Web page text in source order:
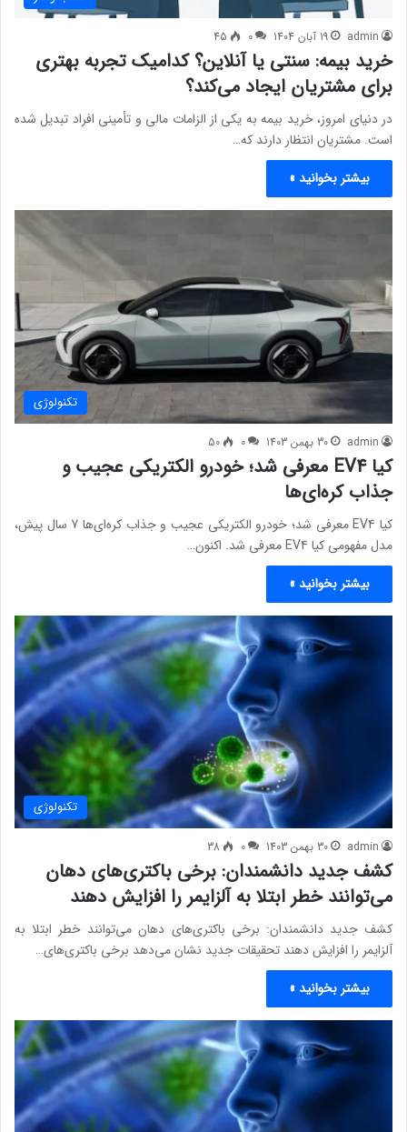
admin 19 آبان 1404 0
45
خرید بیمه: سنتی یا آنلاین؟ کدامیک تجربه بهتری
برای مشتریان ایجاد می‌کند؟
در دنیای امروز، خرید بیمه به یکی از الزامات مالی و تأمینی افراد تبدیل شده
است. مشتریان انتظار دارند که…
بیشتر بخوانید »
تکنولوژی
admin 30 بهمن 1403 0
50
کیا EV4 معرفی شد؛ خودرو الکتریکی عجیب و
جذاب کره‌ای‌ها
کیا EV4 معرفی شد؛ خودرو الکتریکی عجیب و جذاب کره‌ای‌ها 7 سال پیش،
مدل مفهومی کیا EV4 معرفی شد. اکنون…
بیشتر بخوانید »
تکنولوژی
admin 30 بهمن 1403 0
38
کشف جدید دانشمندان: برخی باکتری‌های دهان
می‌توانند خطر ابتلا به آلزایمر را افزایش دهند
کشف جدید دانشمندان: برخی باکتری‌های دهان می‌توانند خطر ابتلا به
آلزایمر را افزایش دهند تحقیقات جدید نشان می‌دهد برخی باکتری‌های…
بیشتر بخوانید »